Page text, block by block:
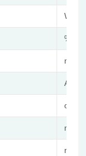
W
%
A
mH